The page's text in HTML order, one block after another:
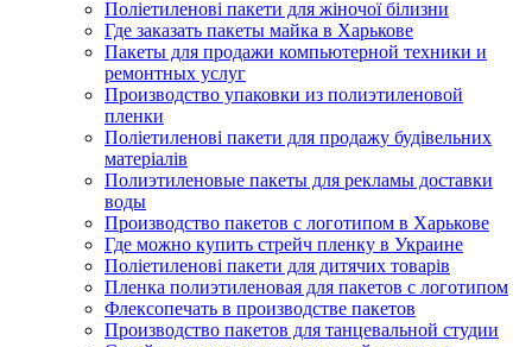
Поліетиленові пакети для жіночої білизни
Где заказать пакеты майка в Харькове
Пакеты для продажи компьютерной техники и
ремонтных услуг
Производство упаковки из полиэтиленовой
пленки
Поліетиленові пакети для продажу будівельних
матеріалів
Полиэтиленовые пакеты для рекламы доставки
воды
Производство пакетов с логотипом в Харькове
Где можно купить стрейч пленку в Украине
Поліетиленові пакети для дитячих товарів
Пленка полиэтиленовая для пакетов с логотипом
Флексопечать в производстве пакетов
Производство пакетов для танцевальной студии